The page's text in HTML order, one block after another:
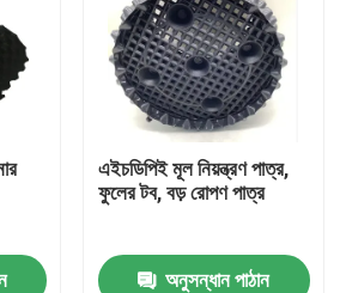
এইচডিপিই মূল নিয়ন্ত্রণ পাত্র,
ফুলের টব, বড় রোপণ পাত্র
অনুসন্ধান পাঠান